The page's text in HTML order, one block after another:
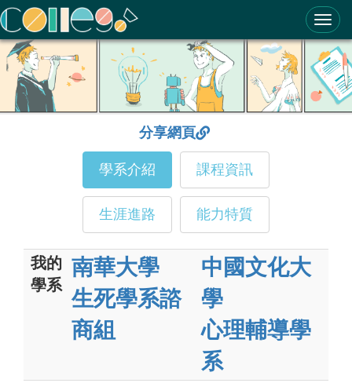
ColleGo! 大學選才與高中育才輔助系統
分享網頁
學系介紹 課程資訊
生涯進路 能力特質
我的
學系
南華大學
生死學系諮
商組
中國文化大
學
心理輔導學
系